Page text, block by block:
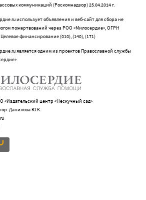
коммуникаций (Роскомнадзор) 25.04.2014 г.
использует объявления и веб-сайт для сбора не
пожертвований через РОО «Милосердие», ОГРН
Целевое финансирование (010), (140), (171)
является одним из проектов Православной службы
«Издательский центр «Нескучный сад»
Данилова Ю.К.